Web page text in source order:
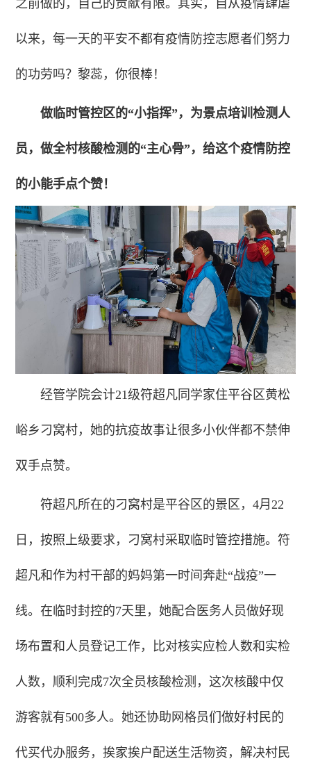
之前做的，自己的贡献有限。其实，自从疫情肆虐
以来，每一天的平安不都有疫情防控志愿者们努力
的功劳吗？黎蕊，你很棒！
做临时管控区的“小指挥”，为景点培训检测人
员，做全村核酸检测的“主心骨”，给这个疫情防控
的小能手点个赞！
经管学院会计21级符超凡同学家住平谷区黄松
峪乡刁窝村，她的抗疫故事让很多小伙伴都不禁伸
双手点赞。
符超凡所在的刁窝村是平谷区的景区，4月22
日，按照上级要求，刁窝村采取临时管控措施。符
超凡和作为村干部的妈妈第一时间奔赴“战疫”一
线。在临时封控的7天里，她配合医务人员做好现
场布置和人员登记工作，比对核实应检人数和实检
人数，顺利完成7次全员核酸检测，这次核酸中仅
游客就有500多人。她还协助网格员们做好村民的
代买代办服务，挨家挨户配送生活物资，解决村民